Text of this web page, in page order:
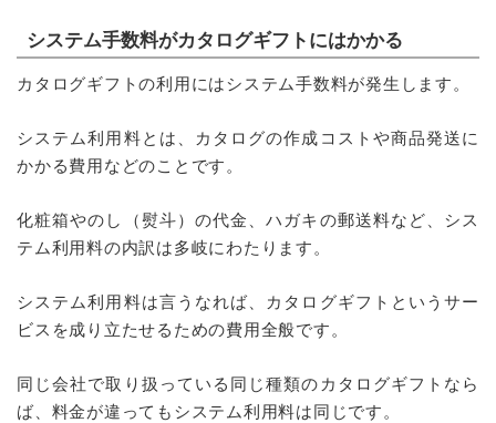
システム手数料がカタログギフトにはかかる
カタログギフトの利用にはシステム手数料が発生します。
システム利用料とは、カタログの作成コストや商品発送に
かかる費用などのことです。
化粧箱やのし（熨斗）の代金、ハガキの郵送料など、シス
テム利用料の内訳は多岐にわたります。
システム利用料は言うなれば、カタログギフトというサー
ビスを成り立たせるための費用全般です。
同じ会社で取り扱っている同じ種類のカタログギフトなら
ば、料金が違ってもシステム利用料は同じです。